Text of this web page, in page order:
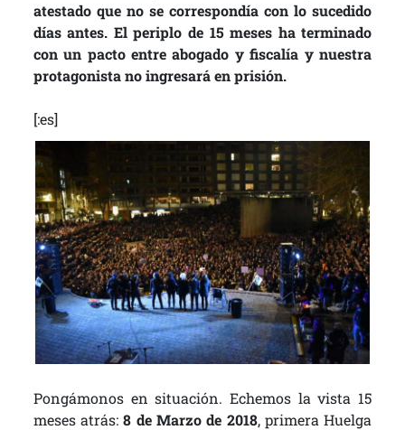
atestado que no se correspondía con lo sucedido
días antes. El periplo de 15 meses ha terminado
con un pacto entre abogado y fiscalía y nuestra
protagonista no ingresará en prisión.
[:es]
Pongámonos en situación. Echemos la vista 15
meses atrás:8 de Marzo de 2018, primera Huelga